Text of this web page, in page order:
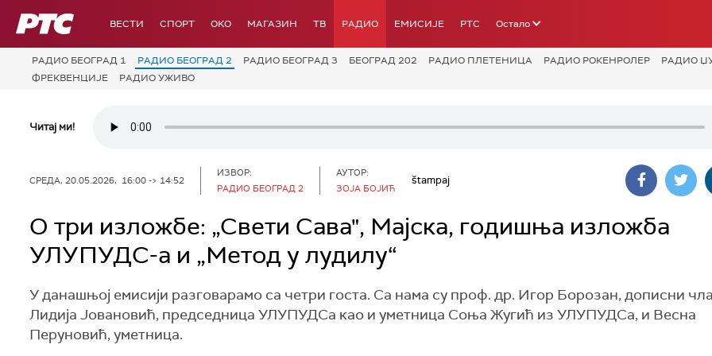
РТС ВЕСТИ СПОРТ OKO МАГАЗИН ТВ РАДИО ЕМИСИЈЕ РТС Остало
РАДИО БЕОГРАД 1 РАДИО БЕОГРАД 2 РАДИО БЕОГРАД 3 БЕОГРАД 202 РАДИО ПЛЕТЕНИЦА РАДИО РОКЕНРОЛЕР
РАДИО
ФРЕКВЕНЦИЈЕ
РАДИО УЖИВО
Читај ми!
СРЕДА, 20.05.2026, 16:00 -> 14:52
ИЗВОР:
РАДИО БЕОГРАД 2
АУТОР:
ЗОЈА БОЈИЋ
štampaj
О три изложбе: „Свети Сава", Мајска, годишња изложба
УЛУПУДС-а и „Метод у лудилу“
У данашњој емисији разговарамо са четри госта. Са нама су проф. др. Игор Борозан, дописни
Лидија Јовановић, председница УЛУПУДСа као и уметница Соња Жугић из УЛУПУДСа, и Весна
Перуновић, уметница.